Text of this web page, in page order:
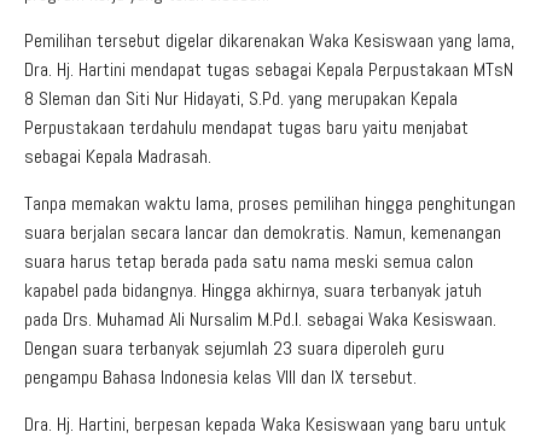
Pemilihan tersebut digelar dikarenakan Waka Kesiswaan yang lama,
Dra. Hj. Hartini mendapat tugas sebagai Kepala Perpustakaan MTsN
8 Sleman dan Siti Nur Hidayati, S.Pd. yang merupakan Kepala
Perpustakaan terdahulu mendapat tugas baru yaitu menjabat
sebagai Kepala Madrasah.
Tanpa memakan waktu lama, proses pemilihan hingga penghitungan
suara berjalan secara lancar dan demokratis. Namun, kemenangan
suara harus tetap berada pada satu nama meski semua calon
kapabel pada bidangnya. Hingga akhirnya, suara terbanyak jatuh
pada Drs. Muhamad Ali Nursalim M.Pd.I. sebagai Waka Kesiswaan.
Dengan suara terbanyak sejumlah 23 suara diperoleh guru
pengampu Bahasa Indonesia kelas VIII dan IX tersebut.
Dra. Hj. Hartini, berpesan kepada Waka Kesiswaan yang baru untuk